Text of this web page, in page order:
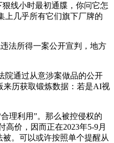
线小时最初通牒，你问它怎
上几乎所有它们旗下厂牌的
法所得一案公开宣判，地方
院通过从意涉案做品的公开
来历获取锻炼数据：若是AI视
理利用”。那么被控侵权的
价，因而正在2023年5-9月
。可以或许按照单个提醒从